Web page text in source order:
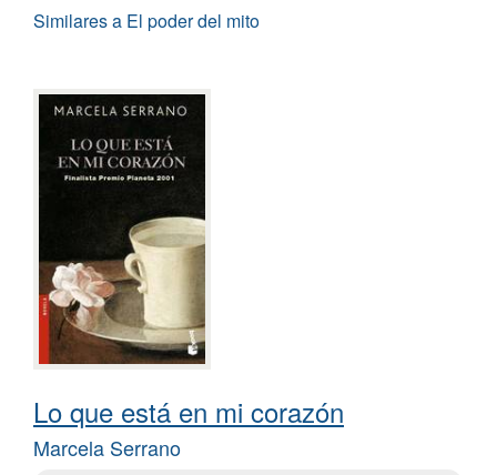
Similares a El poder del mito
Lo que está en mi corazón
Marcela Serrano